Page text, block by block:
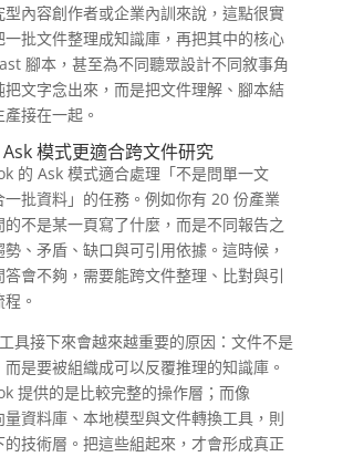
內容創作者或企業內訓來說，這點很實
一批文件整理成知識庫，再把其中的核心
腳本，甚至為不同聽眾設計不同敘事角
文字念出來，而是把文件理解、腳本結
接在一起。
模式更適合跨文件研究
的 Ask 模式適合處理「不是問單一文
批資料」的任務。例如你有 20 份產業
不是某一頁寫了什麼，而是不同報告之
、矛盾、缺口與可引用依據。這時候，
會不夠，需要能跨文件整理、比對與引
。
具接下來會越來越重要的原因：文件不是
是要被組織成可以反覆推理的知識庫。
提供的是比較完整的操作層；而像
資料庫、本地模型與文件轉換工具，則
技術層。把這些組起來，才會形成真正